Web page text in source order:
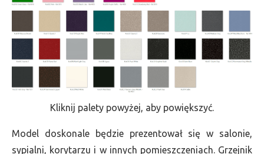
Kliknij palety powyżej, aby powiększyć.
Model doskonale będzie prezentował się w salonie,
sypialni, korytarzu i w innych pomieszczeniach. Grzejnik